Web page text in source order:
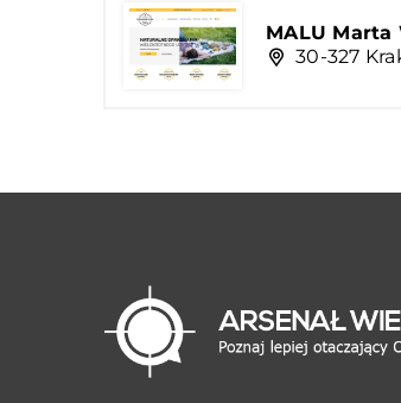
MALU Marta
30-327